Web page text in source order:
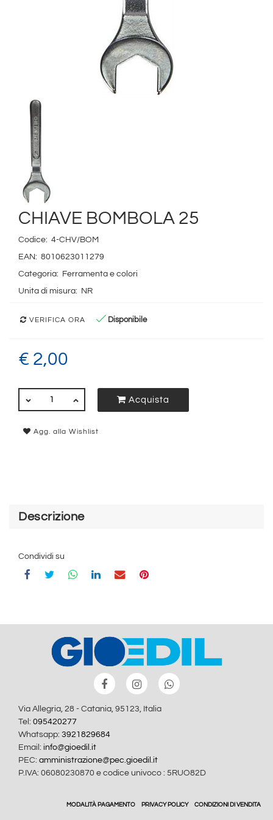
CHIAVE BOMBOLA 25
Codice: 4-CHV/BOM
EAN: 8010623011279
Categoria: Ferramenta e colori
Unita di misura: NR
VERIFICA ORA Disponibile
€ 2,00
Acquista
Agg. alla Wishlist
Descrizione
Condividi su
Via Allegria, 28 - Catania, 95123, Italia
Tel: 095420277
Whatsapp: 3921829684
Email: info@gioedil.it
PEC: amministrazione@pec.gioedil.it
P.IVA: 06080230870 e codice univoco : 5RUO82D
MODALITÀ PAGAMENTO PRIVACY POLICY CONDIZIONI DI VENDITA